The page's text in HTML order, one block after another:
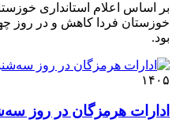
بر اساس اعلام استانداری
خوزستان فردا کاهش و در روز
بود.
۱۴۰۵
ادارات هرمزگان در روز